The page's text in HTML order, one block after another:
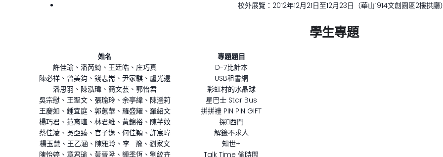
校外展覽：2012年12月21日至12月23日（華山1914文創園區2樓拱廳）
學生專題
姓名
專題題目
許佳瑜、潘芮綺、王廷皓、庄巧真
D-7比計本
陳必祥、曾美鈞、錢志耑、尹家騏、盧光遠
USB租書網
潘思羽、陳泓瑋、簡文芸、郭怡君
彩虹村的水晶球
吳宗慰、王聖文、張瑜玲、余亭緯、陳瀅莉
星巴士 Star Bus
王慶如、鍾宜庭、郭蕙華、羅盛耀、羅紹文
拼拼禮 PIN PIN GIFT
楊巧君、范育瑄、林君維、黃錦裕、陳芊妏
探西門
蔡佳凌、吳亞臻、官子逸、何佳穎、許宸瑋
解籤不求人
楊玉慧、王乙涵、陳雅玲、李 豫、劉家文
知世+
陳怡婷、章君瑜、黃晉陞、鍾季恆、劉紋卉
Talk Time 偷時間